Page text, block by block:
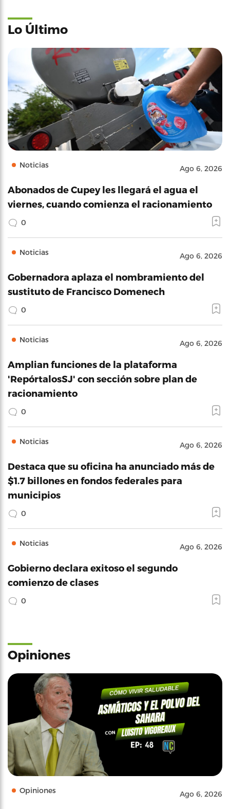
Lo Último
Noticias Ago 6, 2026
Abonados de Cupey les llegará el agua el
viernes, cuando comienza el racionamiento
0
Noticias Ago 6, 2026
Gobernadora aplaza el nombramiento del
sustituto de Francisco Domenech
0
Noticias Ago 6, 2026
Amplian funciones de la plataforma
'RepórtalosSJ' con sección sobre plan de
racionamiento
0
Noticias Ago 6, 2026
Destaca que su oficina ha anunciado más de
$1.7 billones en fondos federales para
municipios
0
Noticias Ago 6, 2026
Gobierno declara exitoso el segundo
comienzo de clases
0
Opiniones
Opiniones Ago 6, 2026